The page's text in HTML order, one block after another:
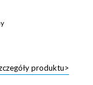
produktu>